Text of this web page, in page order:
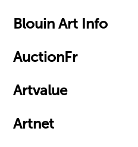
Blouin Art Info
AuctionFr
Artvalue
Artnet